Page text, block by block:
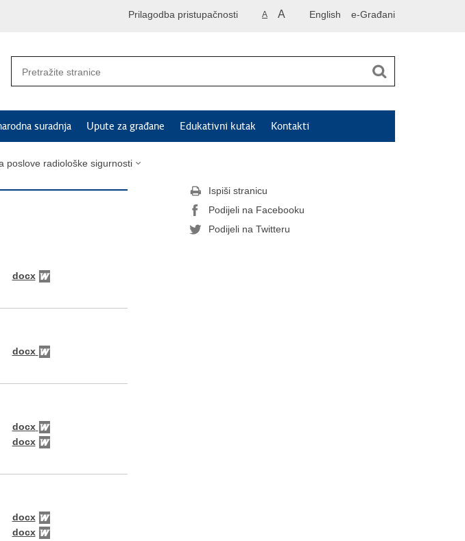
English e-Građani
A A
Prilagodba pristupačnosti
suradnja Upute za građane Edukativni kutak Kontakti
poslove radiološke sigurnosti
docx
docx
docx
docx
docx
docx
Ispiši stranicu
Podijeli na Facebooku
Podijeli na Twitteru